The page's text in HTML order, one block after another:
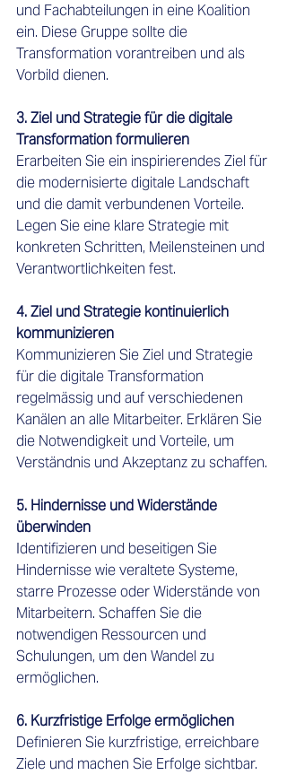
und Fachabteilungen in eine Koalition
ein. Diese Gruppe sollte die
Transformation vorantreiben und als
Vorbild dienen.
3. Ziel und Strategie für die digitale
Transformation formulieren
Erarbeiten Sie ein inspirierendes Ziel für
die modernisierte digitale Landschaft
und die damit verbundenen Vorteile.
Legen Sie eine klare Strategie mit
konkreten Schritten, Meilensteinen und
Verantwortlichkeiten fest.
4. Ziel und Strategie kontinuierlich
kommunizieren
Kommunizieren Sie Ziel und Strategie
für die digitale Transformation
regelmässig und auf verschiedenen
Kanälen an alle Mitarbeiter. Erklären Sie
die Notwendigkeit und Vorteile, um
Verständnis und Akzeptanz zu schaffen.
5. Hindernisse und Widerstände
überwinden
Identifizieren und beseitigen Sie
Hindernisse wie veraltete Systeme,
starre Prozesse oder Widerstände von
Mitarbeitern. Schaffen Sie die
notwendigen Ressourcen und
Schulungen, um den Wandel zu
ermöglichen.
6. Kurzfristige Erfolge ermöglichen
Definieren Sie kurzfristige, erreichbare
Ziele und machen Sie Erfolge sichtbar.